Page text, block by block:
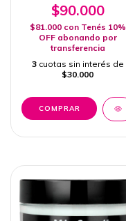
$90.000
$81.000 con Tenés 10%
OFF abonando por
transferencia
3 cuotas sin interés de
$30.000